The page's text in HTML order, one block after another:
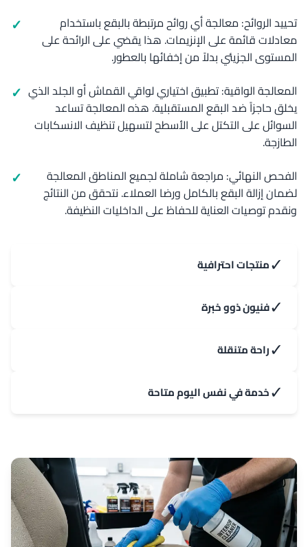
تحييد الروائح: معالجة أي روائح مرتبطة بالبقع باستخدام
معادلات قائمة على الإنزيمات. هذا يقضي على الرائحة على
المستوى الجزيئي بدلاً من إخفائها بالعطور.
المعالجة الواقية: تطبيق اختياري لواقي القماش أو الجلد الذي
يخلق حاجزاً ضد البقع المستقبلية. هذه المعالجة تساعد
السوائل على التكتل على الأسطح لتسهيل تنظيف الانسكابات
الطازجة.
الفحص النهائي: مراجعة شاملة لجميع المناطق المعالجة
لضمان إزالة البقع بالكامل ورضا العملاء. نتحقق من النتائج
ونقدم توصيات العناية للحفاظ على الداخليات النظيفة.
✓منتجات احترافية
✓فنيون ذوو خبرة
✓راحة متنقلة
✓خدمة في نفس اليوم متاحة